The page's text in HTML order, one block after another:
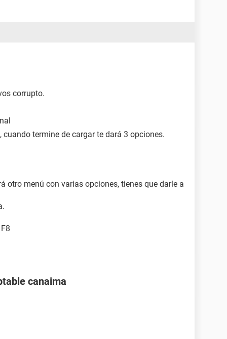
corrupto.
cuando termine de cargar te dará 3 opciones.
otro menú con varias opciones, tienes que darle a
canaima